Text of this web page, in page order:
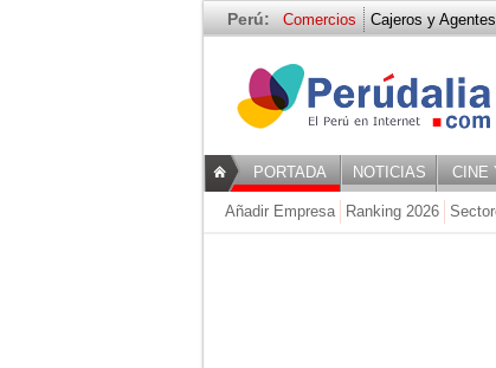
Perú: Comercios Cajeros y Agentes
-
PORTADA NOTICIAS CINE
Añadir Empresa Ranking 2026